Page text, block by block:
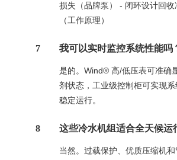
损失（品牌泵） - 闭环设计回收
（工作原理）
7 我可以实时监控系统性能吗
是的。Wind® 高/低压表可准确
剂状态，工业级控制柜可实现系
稳定运行。
8 这些冷水机组适合全天候运
当然。过载保护、优质压缩机